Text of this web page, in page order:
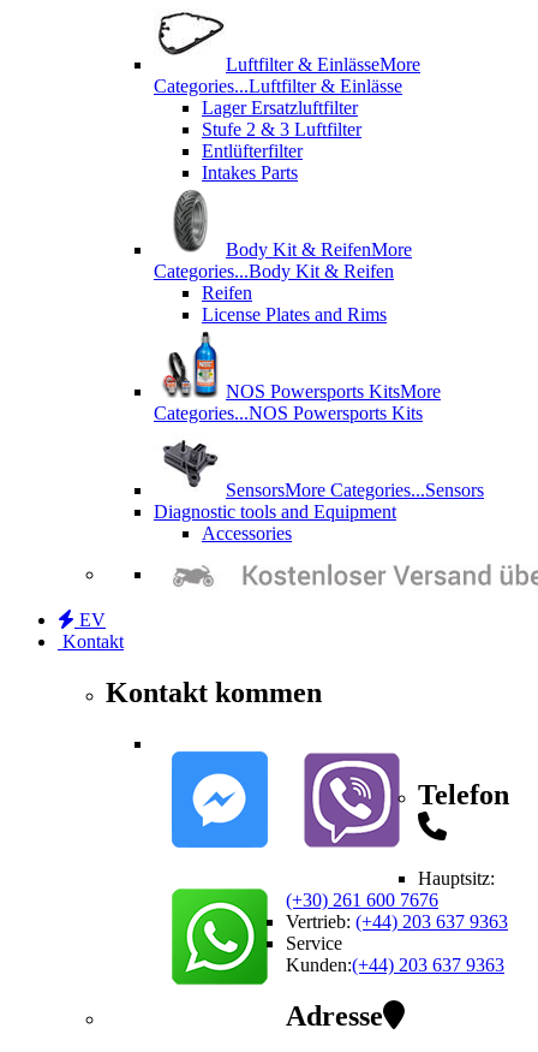
Luftfilter & EinlässeMore
Categories...Luftfilter & Einlässe
Lager Ersatzluftfilter
Stufe 2 & 3 Luftfilter
Entlüfterfilter
Intakes Parts
Body Kit & ReifenMore
Categories...Body Kit & Reifen
Reifen
License Plates and Rims
NOS Powersports KitsMore
Categories...NOS Powersports Kits
SensorsMore Categories...Sensors
Diagnostic tools and Equipment
Accessories
EV
Kontakt
Kontakt kommen
Telefon
Hauptsitz:
(+30) 261 600 7676
Vertrieb: (+44) 203 637 9363
Service
Kunden:(+44) 203 637 9363
Adresse